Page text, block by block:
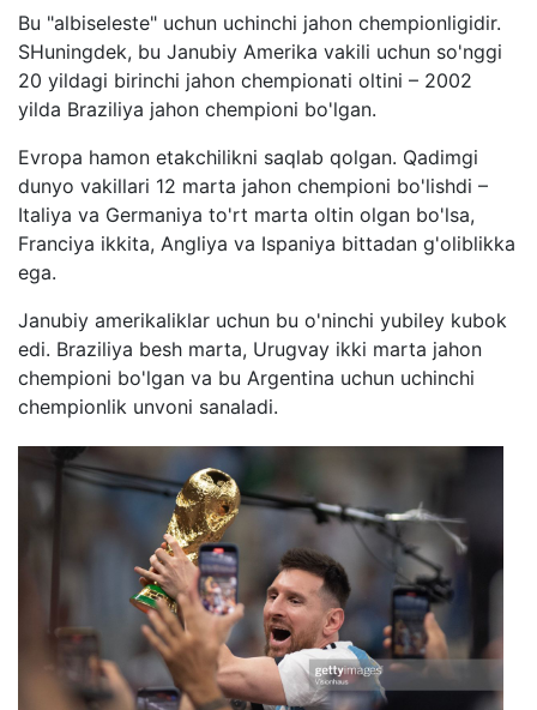
Bu "albiseleste" uchun uchinchi jahon chempionligidir.
SHuningdek, bu Janubiy Amerika vakili uchun so'nggi
20 yildagi birinchi jahon chempionati oltini – 2002
yilda Braziliya jahon chempioni bo'lgan.
Evropa hamon etakchilikni saqlab qolgan. Qadimgi
dunyo vakillari 12 marta jahon chempioni bo'lishdi –
Italiya va Germaniya to'rt marta oltin olgan bo'lsa,
Franciya ikkita, Angliya va Ispaniya bittadan g'oliblikka
ega.
Janubiy amerikaliklar uchun bu o'ninchi yubiley kubok
edi. Braziliya besh marta, Urugvay ikki marta jahon
chempioni bo'lgan va bu Argentina uchun uchinchi
chempionlik unvoni sanaladi.